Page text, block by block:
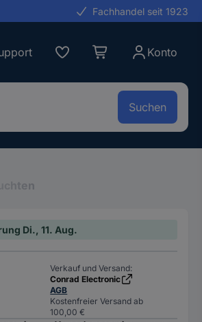
Fachhandel seit 1923
Konto
Suchen
Di., 11. Aug.
Verkauf und Versand:
Conrad Electronic
AGB
Kostenfreier Versand ab
100,00 €